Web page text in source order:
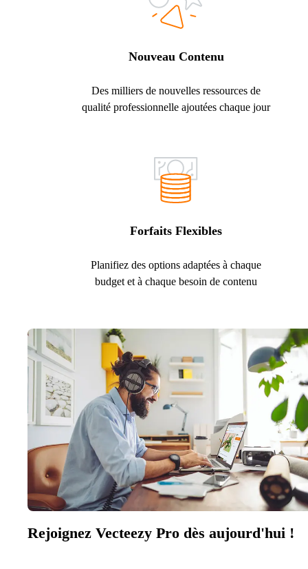
Nouveau Contenu
Des milliers de nouvelles ressources de
qualité professionnelle ajoutées chaque jour
Forfaits Flexibles
Planifiez des options adaptées à chaque
budget et à chaque besoin de contenu
Rejoignez Vecteezy Pro dès aujourd'hui !